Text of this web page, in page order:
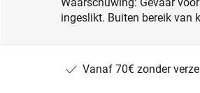
ingeslikt. Buiten bereik van
Vanaf 70€ zonder